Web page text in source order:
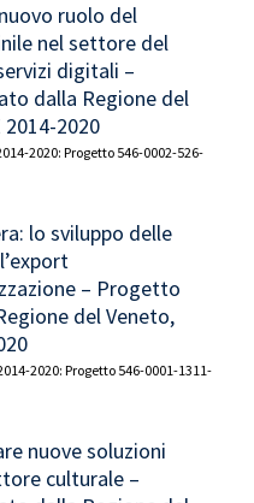
ruolo del
nel settore del
digitali –
dalla Regione del
2014-2020
2020: Progetto 546-0002-526-
lo sviluppo delle
– Progetto
del Veneto,
2020: Progetto 546-0001-1311-
nuove soluzioni
culturale –